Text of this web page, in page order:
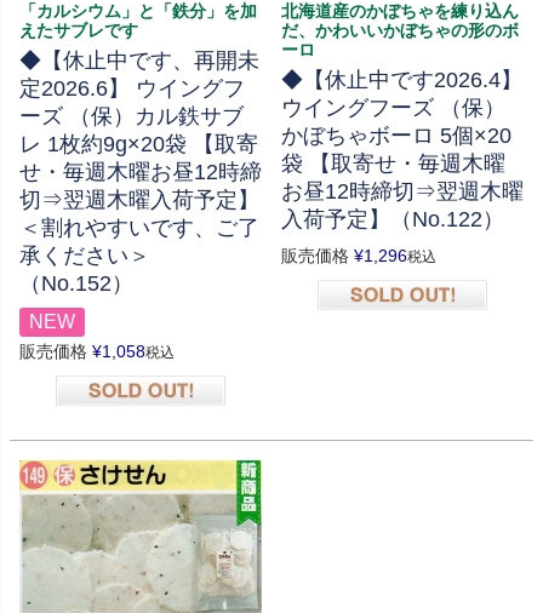
「カルシウム」と「鉄分」を加
えたサブレです
◆【休止中です、再開未
定2026.6】 ウイングフ
ーズ （保）カル鉄サブ
レ 1枚約9g×20袋 【取寄
せ・毎週木曜お昼12時締
切⇒翌週木曜入荷予定】
＜割れやすいです、ご了
承ください＞
（No.152）
NEW
販売価格 ¥1,058税込
北海道産のかぼちゃを練り込ん
だ、かわいいかぼちゃの形のボ
ーロ
◆【休止中です2026.4】
ウイングフーズ （保）
かぼちゃボーロ 5個×20
袋 【取寄せ・毎週木曜
お昼12時締切⇒翌週木曜
入荷予定】（No.122）
販売価格 ¥1,296税込